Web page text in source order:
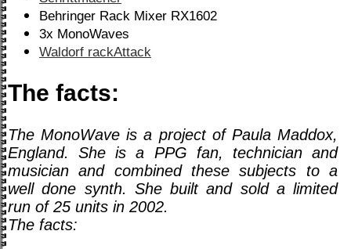
Behringer Rack Mixer RX1602
3x MonoWaves
Waldorf rackAttack
The facts:
The MonoWave is a project of Paula Maddox,
England. She is a PPG fan, technician and
musician and combined these subjects to a
well done synth. She built and sold a limited
run of 25 units in 2002.
The facts: